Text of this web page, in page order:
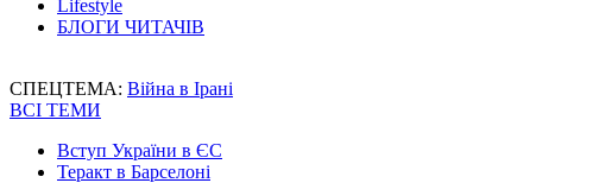
Lifestyle
БЛОГИ ЧИТАЧІВ
СПЕЦТЕМА: Війна в Ірані
ВСІ ТЕМИ
Вступ України в ЄС
Теракт в Барселоні